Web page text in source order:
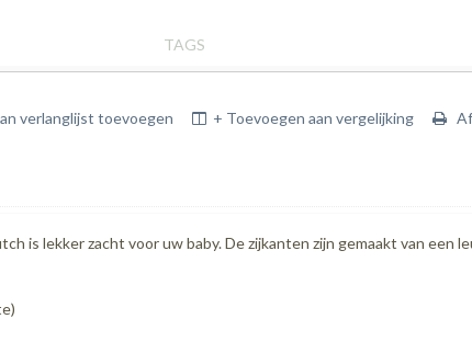
TAGS
verlanglijst toevoegen + Toevoegen aan vergelijking
is lekker zacht voor uw baby. De zijkanten zijn gemaakt van een